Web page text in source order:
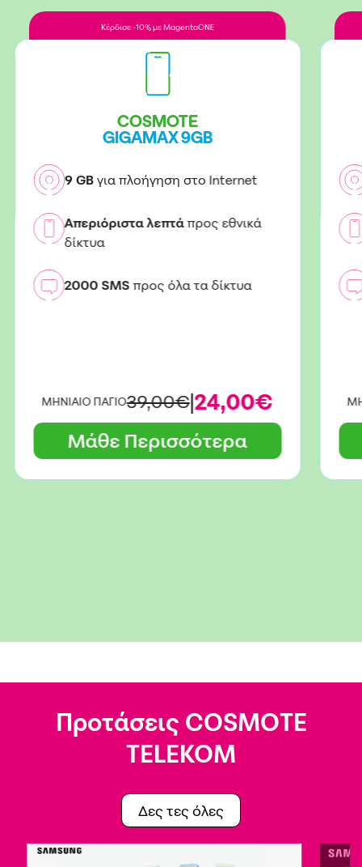
Κέρδισε -10% με MagentaONE
COSMOTE
GIGAMAX 9GB
9 GB για πλοήγηση στο Internet
Απεριόριστα λεπτά προς εθνικά
δίκτυα
2000 SMS προς όλα τα δίκτυα
ΜΗΝΙΑΙΟ ΠΑΓΙΟ39,00€|24,00€
Μάθε Περισσότερα
Προτάσεις COSMOTE
TELEKOM
Δες τες όλες